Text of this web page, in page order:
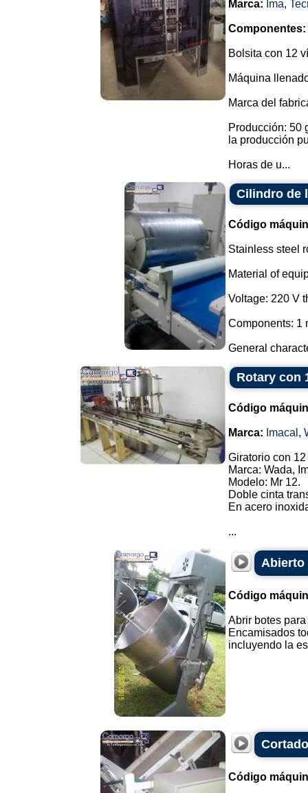
Marca: Ima,
Componentes:
Bolsita con 12
Máquina
Marca del
Producción: 50
la producción
Horas de u...
Cilindro de
Código
Stainless steel
Material of
Voltage: 220 V
Components: 1
General
Rotary con
Código
Marca: Imacal ,
Giratorio con
Marca: Wada,
Modelo: Mr 12.
Doble cinta
En acero
...
Abierto
Código
Abrir botes
Encamisados
incluyendo la
Código